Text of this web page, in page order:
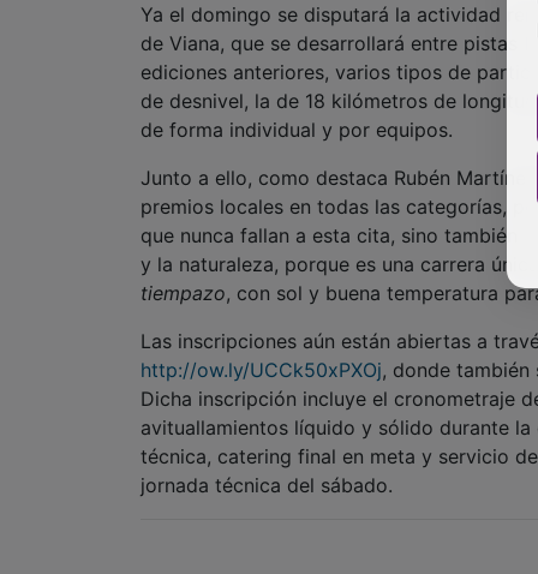
Ya el domingo se disputará la actividad
de Viana, que se desarrollará entre pistas
ediciones anteriores, varios tipos de
de desnivel, la de 18 kilómetros de
de forma individual y por equipos.
Junto a ello, como destaca Rubén Martínez
premios locales en todas las categorías,
que nunca fallan a esta cita, sino también
y la naturaleza, porque es una carrera
tiempazo, con sol y buena temperatura
Las inscripciones aún están abiertas a
http://ow.ly/UCCk50xPXOj, donde
Dicha inscripción incluye el cronometraje
avituallamientos líquido y sólido durante la
técnica, catering final en meta y servicio
jornada técnica del sábado.